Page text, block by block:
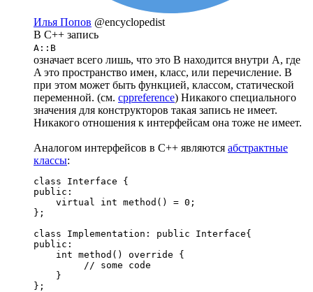
Илья Попов @encyclopedist
В С++ запись
A::B
означает всего лишь, что это B находится внутри A, где
A это пространство имен, класс, или перечисление. B
при этом может быть функцией, классом, статической
переменной. (см. cppreference) Никакого специального
значения для конструкторов такая запись не имеет.
Никакого отношения к интерфейсам она тоже не имеет.
Аналогом интерфейсов в C++ являются абстрактные
классы:
class Interface {
public:
    virtual int method() = 0;
};
class Implementation: public Interface{
public:
    int method() override {
         // some code
    }
};